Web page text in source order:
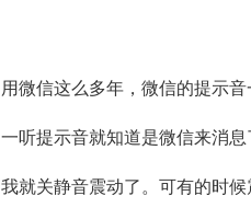
用微信这么多年，微信的提示
一听提示音就知道是微信来消
我就关静音震动了。可有的时